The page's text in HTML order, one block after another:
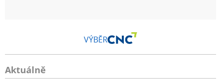
VÝBĚR
Aktuálně